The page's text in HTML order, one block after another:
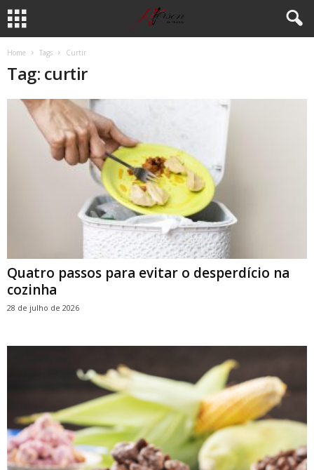
Home Tags Curtir
Tag: curtir
Quatro passos para evitar o desperdício na
cozinha
28 de julho de 2026